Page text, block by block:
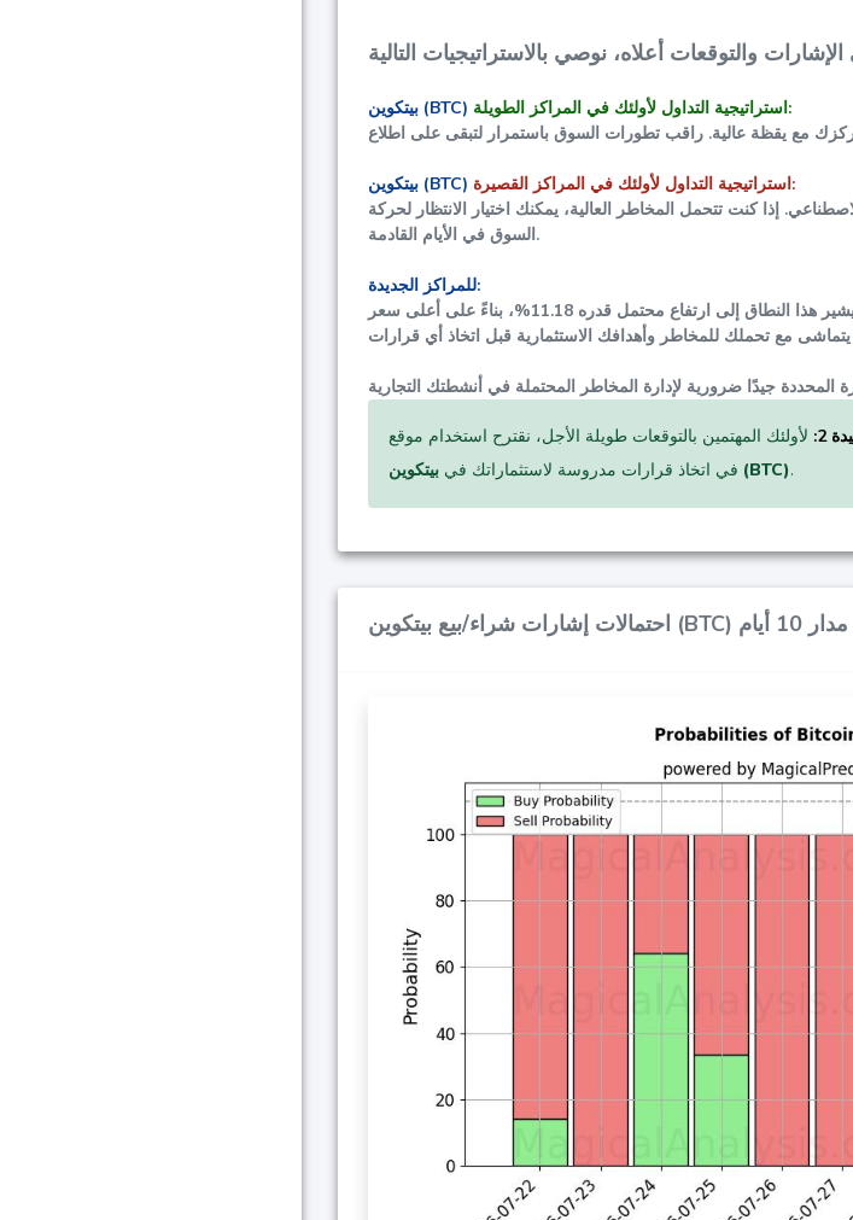
بيتكوين (BTC)
استراتيجية التداول لأولئك في المراكز الطويلة:
بيتكوين (BTC)
استراتيجية التداول لأولئك في المراكز القصيرة:
إذا كنت تتحمل المخاطر العالية، يمكنك اختيار الانتظار لحركة
السوق في الأيام القادمة.
للمراكز الجديدة:
هذا النطاق إلى ارتفاع محتمل قدره 11.18%
، بناءً على أعلى سعر
2:
لأولئك المهتمين بالتوقعات طويلة الأجل، نقترح استخدام موقع "predict-price"، الذي يوفر توقعات قصيرة وطويلة الأجل مجانًا. يمكن أن يساعدك ذلك
في اتخاذ قرارات مدروسة لاستثماراتك في بيتكوين (BTC).